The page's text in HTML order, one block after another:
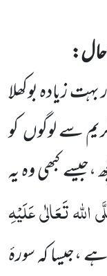
حال:
زیادہ بوکھلا
سے لوگوںکو
،جیسے کبھی وہ یہ
اللہ تَعَالٰی عَلَیْہِ
،جیسا کہ سورۂ